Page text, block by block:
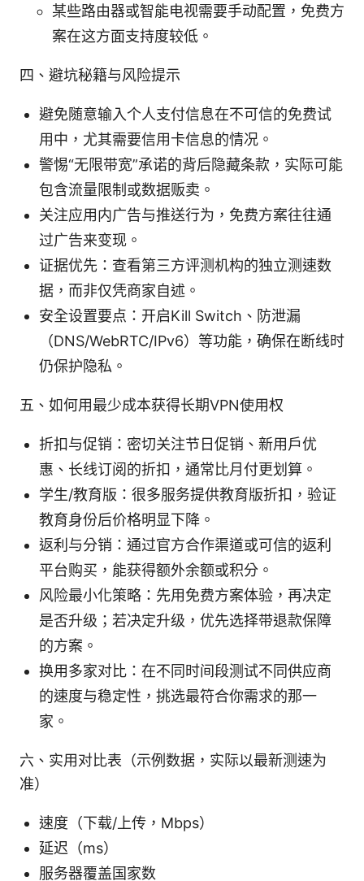
某些路由器或智能电视需要手动配置，免费方
案在这方面支持度较低。
四、避坑秘籍与风险提示
避免随意输入个人支付信息在不可信的免费试
用中，尤其需要信用卡信息的情况。
警惕“无限带宽”承诺的背后隐藏条款，实际可能
包含流量限制或数据贩卖。
关注应用内广告与推送行为，免费方案往往通
过广告来变现。
证据优先：查看第三方评测机构的独立测速数
据，而非仅凭商家自述。
安全设置要点：开启Kill Switch、防泄漏
（DNS/WebRTC/IPv6）等功能，确保在断线时
仍保护隐私。
五、如何用最少成本获得长期VPN使用权
折扣与促销：密切关注节日促销、新用户优
惠、长线订阅的折扣，通常比月付更划算。
学生/教育版：很多服务提供教育版折扣，验证
教育身份后价格明显下降。
返利与分销：通过官方合作渠道或可信的返利
平台购买，能获得额外余额或积分。
风险最小化策略：先用免费方案体验，再决定
是否升级；若决定升级，优先选择带退款保障
的方案。
换用多家对比：在不同时间段测试不同供应商
的速度与稳定性，挑选最符合你需求的那一
家。
六、实用对比表（示例数据，实际以最新测速为
准）
速度（下载/上传，Mbps）
延迟（ms）
服务器覆盖国家数